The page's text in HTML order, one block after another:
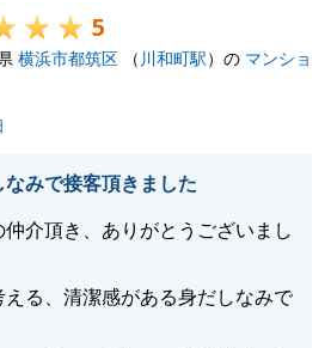
5
横浜市都筑区 （ 川和町駅）の マンショ
みで接客頂きました
介頂き、ありがとうございまし
る、清潔感がある身だしなみで